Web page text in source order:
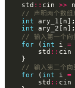
    std
:: cin >>
int
int
for ( int i =
        std
:: cin
for ( int i =
        std
:: cin